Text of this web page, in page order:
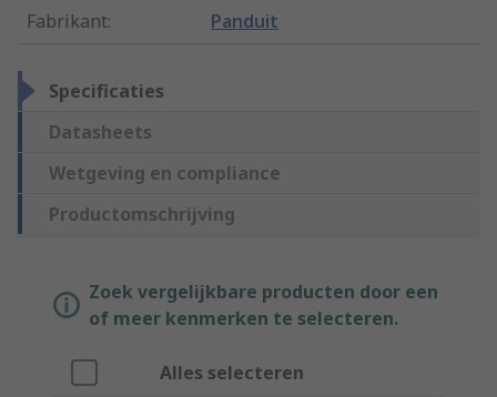
Fabrikant: Panduit
Specificaties
Datasheets
Wetgeving en compliance
Productomschrijving
Zoek vergelijkbare producten door een
of meer kenmerken te selecteren.
Alles selecteren